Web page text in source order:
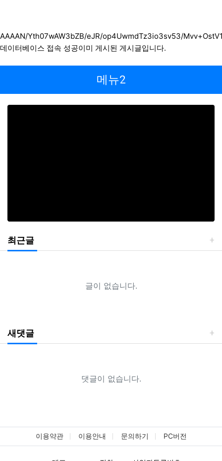
AAAAN/Yth07wAW3bZB/eJR/op4UwmdTz3io3sv53/
데이터베이스 접속 성공이미 게시된 게시글입니다.
메뉴2
최근글
글이 없습니다.
새댓글
댓글이 없습니다.
이용약관 이용안내 문의하기 PC버전